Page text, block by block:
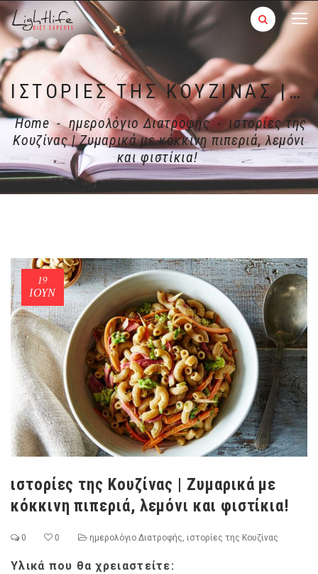
ΙΣΤΟΡΊΕΣ ΤΗΣ ΚΟΥΖΊΝΑΣ | ΖΥΜΑΡΙΚΆ ΜΕ ΚΌΚΚΙΝΗ ΠΙΠΕΡΙΆ, ΛΕΜΌΝΙ ΚΑΙ ΦΙΣΤΊΚΙΑ!
Home - ημερολόγιο Διατροφής - ιστορίες της
Κουζίνας | Ζυμαρικά με κόκκινη πιπεριά, λεμόνι
και φιστίκια!
19
ΙΟΎΝ
ιστορίες της Κουζίνας | Ζυμαρικά με
κόκκινη πιπεριά, λεμόνι και φιστίκια!
0 0 ημερολόγιο Διατροφής ιστορίες της Κουζίνας
Υλικά που θα χρειαστείτε: